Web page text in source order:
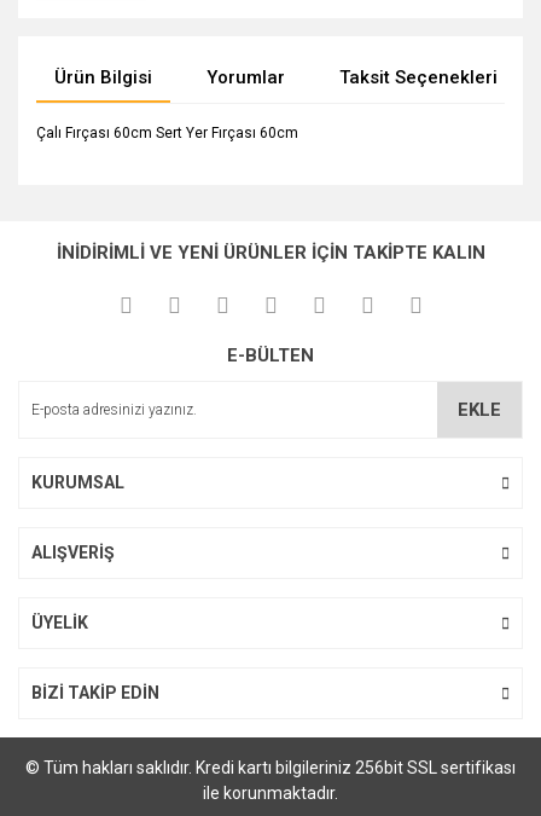
Ürün Bilgisi Yorumlar Taksit Seçenekleri
Çalı Fırçası 60cm Sert Yer Fırçası 60cm
Yorum Yaz
kullanarak tarafımıza iletebilirsiniz.
Görüş ve önerileriniz için teşekkür ederiz.
Ürün açıklamasında eksik bilgiler bulunuyor.
İNİDİRİMLİ VE YENİ ÜRÜNLER İÇİN TAKİPTE KALIN
E-BÜLTEN
EKLE
KURUMSAL
ALIŞVERİŞ
ÜYELİK
BİZİ TAKİP EDİN
© Tüm hakları saklıdır. Kredi kartı bilgileriniz 256bit SSL sertifikası
ile korunmaktadır.